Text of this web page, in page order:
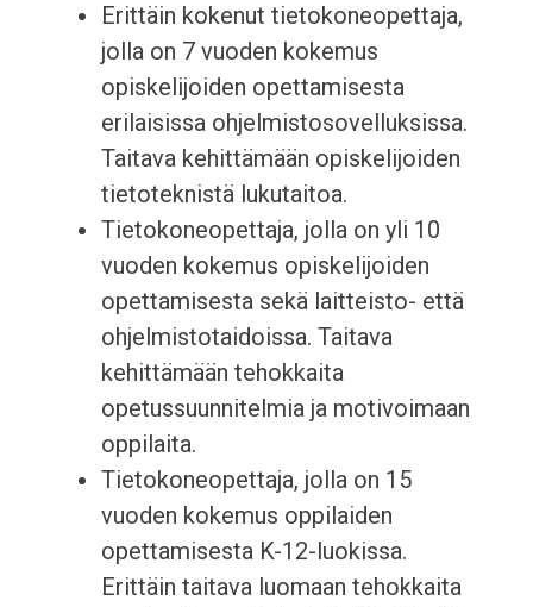
Erittäin kokenut tietokoneopettaja,
jolla on 7 vuoden kokemus
opiskelijoiden opettamisesta
erilaisissa ohjelmistosovelluksissa.
Taitava kehittämään opiskelijoiden
tietoteknistä lukutaitoa.
Tietokoneopettaja, jolla on yli 10
vuoden kokemus opiskelijoiden
opettamisesta sekä laitteisto- että
ohjelmistotaidoissa. Taitava
kehittämään tehokkaita
opetussuunnitelmia ja motivoimaan
oppilaita.
Tietokoneopettaja, jolla on 15
vuoden kokemus oppilaiden
opettamisesta K-12-luokissa.
Erittäin taitava luomaan tehokkaita